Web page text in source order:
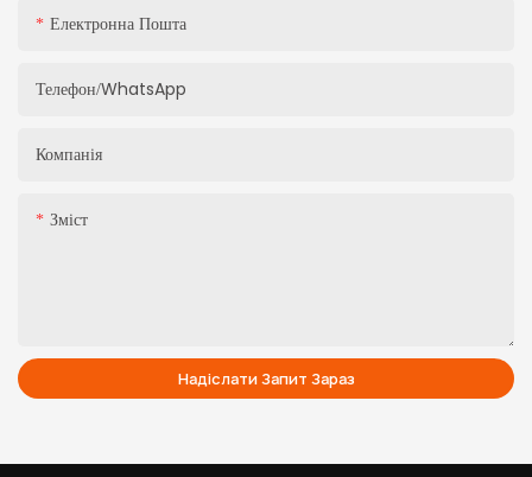
Електронна Пошта
Телефон/WhatsApp
Компанія
Зміст
Надіслати Запит Зараз